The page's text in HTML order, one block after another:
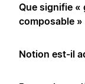
Que signifie «
composable »
Notion est-il